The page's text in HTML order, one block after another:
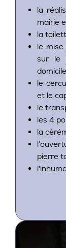
la
mairie
la
le
sur le
le
et le
le
les 4
la
pierre